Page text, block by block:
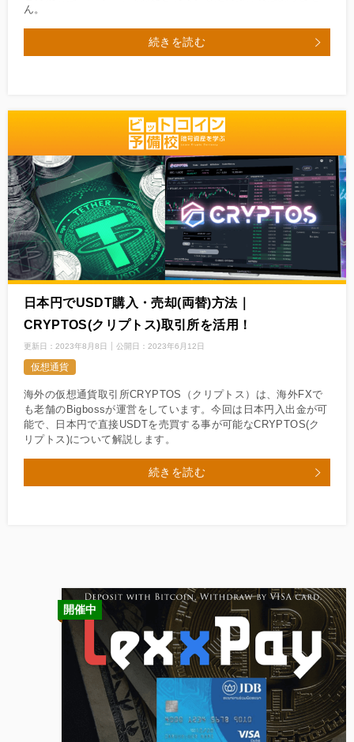
ん。
続きを読む
日本円でUSDT購入・売却(両替)方法｜
CRYPTOS(クリプトス)取引所を活用！
更新日： 2023年8月8日 公開日： 2023年6月12日
仮想通貨
海外の仮想通貨取引所CRYPTOS（クリプトス）は、海外FXで
も老舗のBigbossが運営をしています。今回は日本円入出金が可
能で、日本円で直接USDTを売買する事が可能なCRYPTOS(ク
リプトス)について解説します。
続きを読む
開催中